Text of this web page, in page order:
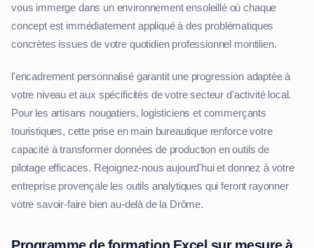
vous immerge dans un environnement ensoleillé où chaque
concept est immédiatement appliqué à des problématiques
concrètes issues de votre quotidien professionnel montilien.
l'encadrement personnalisé garantit une progression adaptée à
votre niveau et aux spécificités de votre secteur d'activité local.
Pour les artisans nougatiers, logisticiens et commerçants
touristiques, cette prise en main bureautique renforce votre
capacité à transformer données de production en outils de
pilotage efficaces. Rejoignez-nous aujourd'hui et donnez à votre
entreprise provençale les outils analytiques qui feront rayonner
votre savoir-faire bien au-delà de la Drôme.